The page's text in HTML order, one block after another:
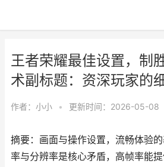
王者荣耀最佳设置，制
术副标题：资深玩家的
作者： 小小 • 更新时间：2026-05-08
摘要：画面与操作设置，流畅体验
率与分辨率是核心矛盾，高帧率能